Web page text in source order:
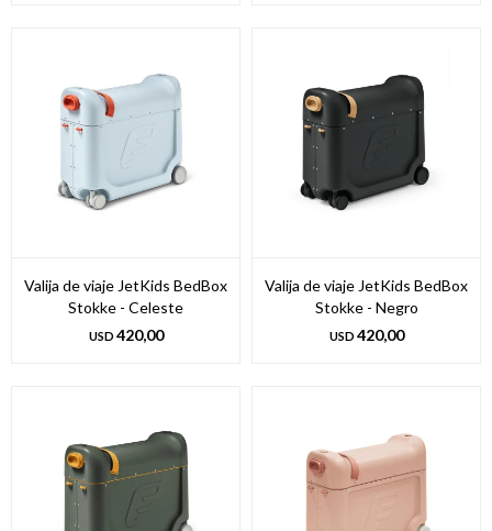
Valija de viaje JetKids BedBox
Stokke - Celeste
USD 420,00
Valija de viaje JetKids BedBox
Stokke - Negro
USD 420,00